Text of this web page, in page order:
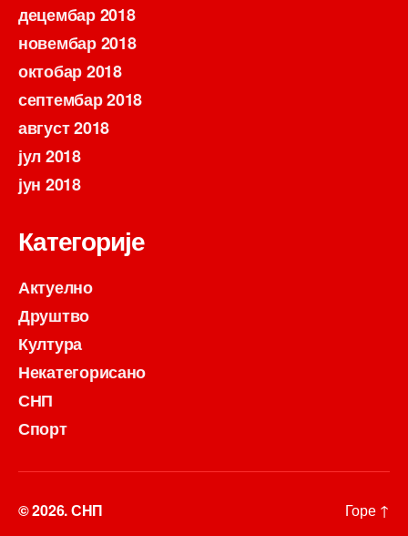
децембар 2018
новембар 2018
октобар 2018
септембар 2018
август 2018
јул 2018
јун 2018
Категорије
Актуелно
Друштво
Култура
Некатегорисано
СНП
Спорт
© 2026.СНП Горе ↑